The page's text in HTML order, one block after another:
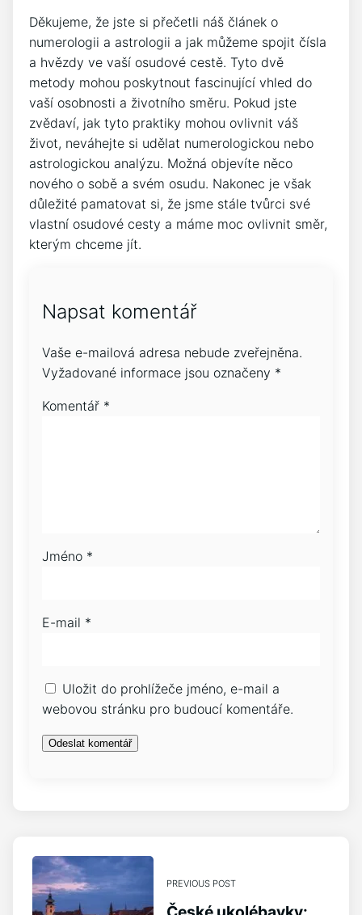
Děkujeme, že jste si přečetli náš článek o
numerologii a astrologii a jak můžeme spojit čísla
a hvězdy ve vaší osudové cestě. Tyto dvě
metody mohou poskytnout fascinující vhled do
vaší osobnosti a životního směru. Pokud jste
zvědaví, jak tyto praktiky mohou ovlivnit váš
život, neváhejte si udělat numerologickou nebo
astrologickou analýzu. Možná objevíte něco
nového o sobě a svém osudu. Nakonec je však
důležité pamatovat si, že jsme stále tvůrci své
vlastní osudové cesty a máme moc ovlivnit směr,
kterým chceme jít.
Napsat komentář
Vaše e-mailová adresa nebude zveřejněna.
Vyžadované informace jsou označeny *
Komentář *
Jméno *
E-mail *
Uložit do prohlížeče jméno, e-mail a
webovou stránku pro budoucí komentáře.
PREVIOUS POST